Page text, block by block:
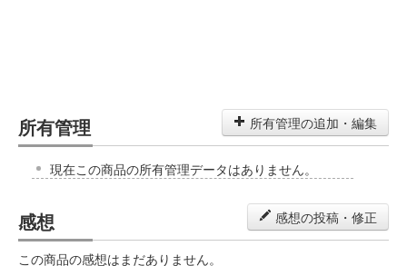
所有管理 所有管理の追加・編集
現在この商品の所有管理データはありません。
感想 感想の投稿・修正
この商品の感想はまだありません。